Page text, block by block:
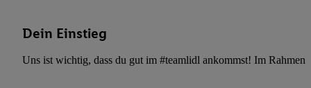
Dein Einstieg
Uns ist wichtig, dass du gut im #teamlidl ankommst! Im Rahmen